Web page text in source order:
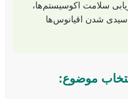
سلامت اکوسیستم‌ها،
شدن اقیانوس‌ها
موضوع: